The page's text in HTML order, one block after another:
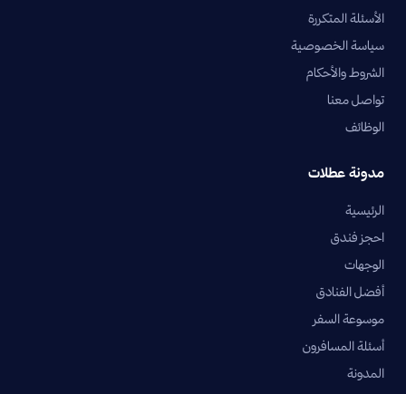
الأسئلة المتكررة
سياسة الخصوصية
الشروط والأحكام
تواصل معنا
الوظائف
مدونة عطلات
الرئيسية
احجز فندق
الوجهات
أفضل الفنادق
موسوعة السفر
أسئلة المسافرون
المدونة